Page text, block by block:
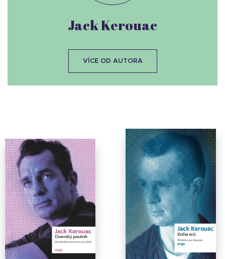
Jack Kerouac
VÍCE OD AUTORA